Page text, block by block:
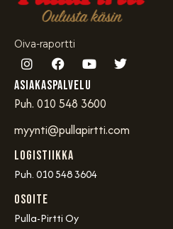
Oiva-raportti
Asiakaspalvelu
Puh. 010 548 3600
myynti@pullapirtti.com
Logistiikka
Puh. 010 548 3604
OSOITE
Pulla-Pirtti Oy